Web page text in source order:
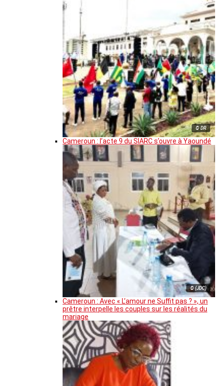
© DR
Cameroun : l’acte 9 du SIARC s’ouvre à Yaoundé
© (JDC)
Cameroun : Avec « L’amour ne Suffit pas ? », un
prêtre interpelle les couples sur les réalités du
mariage